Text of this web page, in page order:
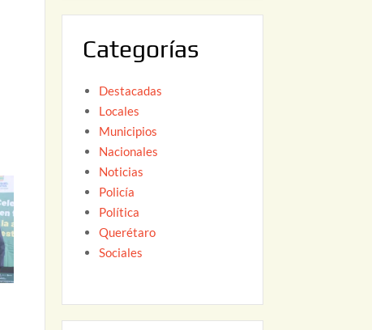
2
Categorías
Destacadas
Locales
Municipios
Nacionales
Noticias
Policía
Política
Querétaro
Sociales